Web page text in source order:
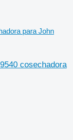
para John
cosechadora